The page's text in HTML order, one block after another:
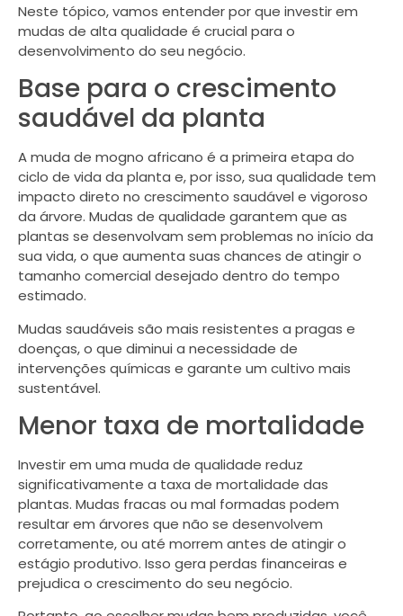
Neste tópico, vamos entender por que investir em
mudas de alta qualidade é crucial para o
desenvolvimento do seu negócio.
Base para o crescimento
saudável da planta
A muda de mogno africano é a primeira etapa do
ciclo de vida da planta e, por isso, sua qualidade tem
impacto direto no crescimento saudável e vigoroso
da árvore. Mudas de qualidade garantem que as
plantas se desenvolvam sem problemas no início da
sua vida, o que aumenta suas chances de atingir o
tamanho comercial desejado dentro do tempo
estimado.
Mudas saudáveis são mais resistentes a pragas e
doenças, o que diminui a necessidade de
intervenções químicas e garante um cultivo mais
sustentável.
Menor taxa de mortalidade
Investir em uma muda de qualidade reduz
significativamente a taxa de mortalidade das
plantas. Mudas fracas ou mal formadas podem
resultar em árvores que não se desenvolvem
corretamente, ou até morrem antes de atingir o
estágio produtivo. Isso gera perdas financeiras e
prejudica o crescimento do seu negócio.